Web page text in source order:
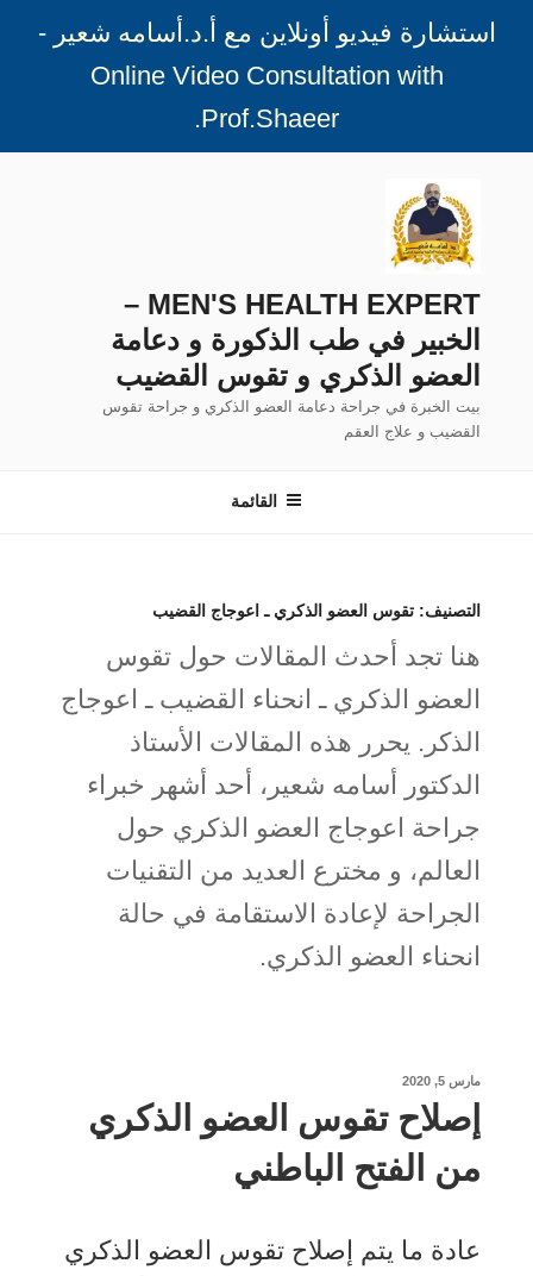
استشارة فيديو أونلاين مع أ.د.أسامه شعير -
Online Video Consultation with
Prof.Shaeer
.
المحتوى
MEN'S HEALTH EXPERT –
الخبير في طب الذكورة و دعامة
العضو الذكري و تقوس القضيب
بيت الخبرة في جراحة دعامة العضو الذكري و جراحة تقوس
القضيب و علاج العقم
القائمة
التصنيف: تقوس العضو الذكري ـ اعوجاج القضيب
هنا تجد أحدث المقالات حول تقوس
العضو الذكري ـ انحناء القضيب ـ اعوجاج
الذكر. يحرر هذه المقالات الأستاذ
الدكتور أسامه شعير، أحد أشهر خبراء
جراحة اعوجاج العضو الذكري حول
العالم، و مخترع العديد من التقنيات
الجراحة لإعادة الاستقامة في حالة
انحناء العضو الذكري.
نُشر
في
مارس 5, 2020
إصلاح تقوس العضو الذكري
من الفتح الباطني
عادة ما يتم إصلاح تقوس العضو الذكري